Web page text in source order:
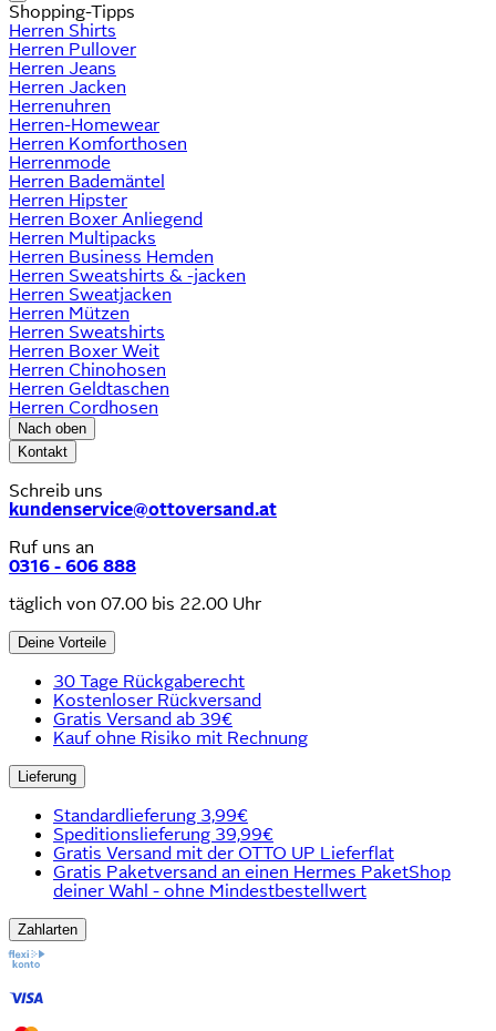
Shopping-Tipps
Herren Shirts
Herren Pullover
Herren Jeans
Herren Jacken
Herrenuhren
Herren-Homewear
Herren Komforthosen
Herrenmode
Herren Bademäntel
Herren Hipster
Herren Boxer Anliegend
Herren Multipacks
Herren Business Hemden
Herren Sweatshirts & -jacken
Herren Sweatjacken
Herren Mützen
Herren Sweatshirts
Herren Boxer Weit
Herren Chinohosen
Herren Geldtaschen
Herren Cordhosen
Nach oben
Kontakt
Schreib uns
kundenservice@ottoversand.at
Ruf uns an
0316 - 606 888
täglich von 07.00 bis 22.00 Uhr
Deine Vorteile
30 Tage Rückgaberecht
Kostenloser Rückversand
Gratis Versand ab 39€
Kauf ohne Risiko mit Rechnung
Lieferung
Standardlieferung 3,99€
Speditionslieferung 39,99€
Gratis Versand mit der OTTO UP Lieferflat
Gratis Paketversand an einen Hermes PaketShop
deiner Wahl - ohne Mindestbestellwert
Zahlarten